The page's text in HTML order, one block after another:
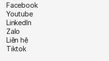
Facebook
Youtube
LinkedIn
Zalo
Liên hệ
Tiktok